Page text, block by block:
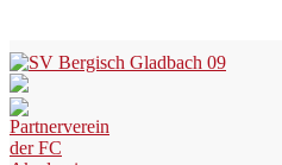
Skip
to
content